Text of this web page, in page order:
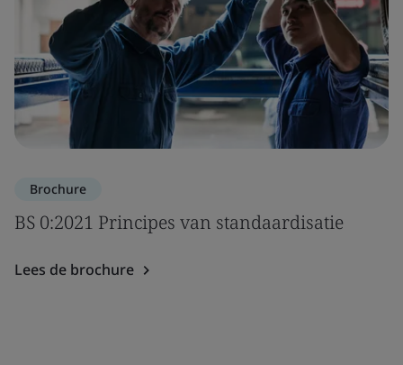
Brochure
BS 0:2021 Principes van standaardisatie
Lees de brochure